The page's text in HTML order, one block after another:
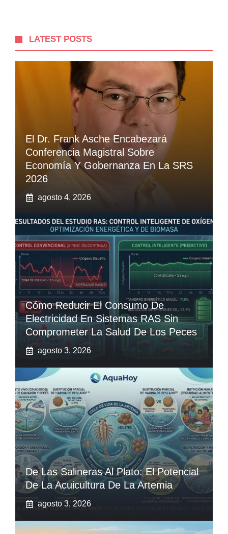
LATEST POSTS
El Dr. Frank Asche Encabezará
Conferencia Magistral Sobre
Economía Y Gobernanza En La SRS
2026
agosto 4, 2026
Cómo Reducir El Consumo De
Electricidad En Sistemas RAS Sin
Comprometer La Salud De Los Peces
agosto 3, 2026
De Las Salineras Al Plato: El Potencial
De La Acuicultura De La Artemia
agosto 3, 2026